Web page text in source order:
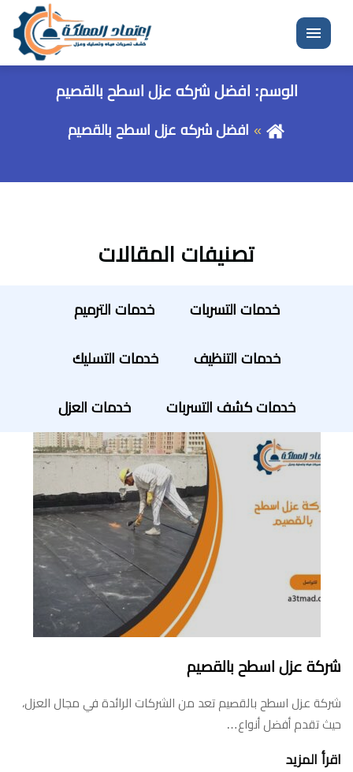
القائمة
الوسم: افضل شركه عزل اسطح بالقصيم
افضل شركه عزل اسطح بالقصيم
تصنيفات المقالات
خدمات التسربات خدمات الترميم
خدمات التنظيف خدمات التسليك
خدمات كشف التسربات خدمات العزل
شركة عزل اسطح بالقصيم
شركة عزل اسطح بالقصيم تعد من الشركات الرائدة في مجال العزل،
حيث تقدم أفضل أنواع…
اقرأ المزيد